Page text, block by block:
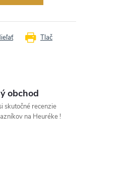
Tlač
obchod
skutočné recenzie
na Heuréke !